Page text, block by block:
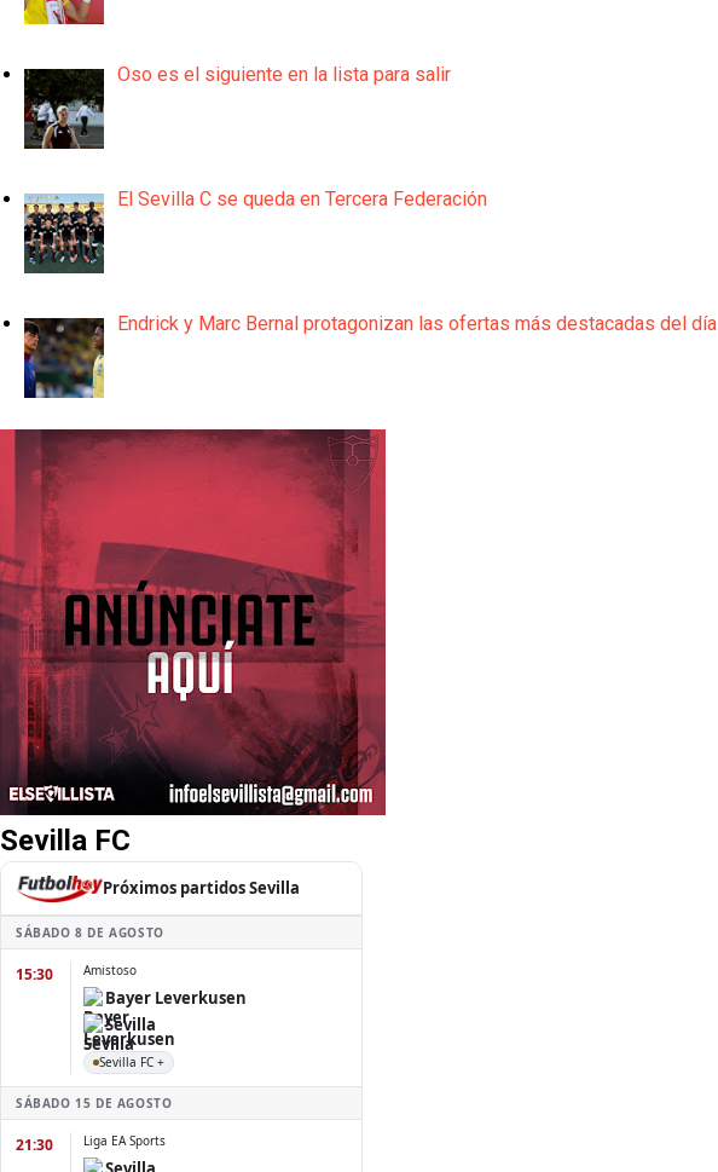
Oso es el siguiente en la lista para salir
El Sevilla C se queda en Tercera Federación
Endrick y Marc Bernal protagonizan las ofertas más destacadas del día
Sevilla FC